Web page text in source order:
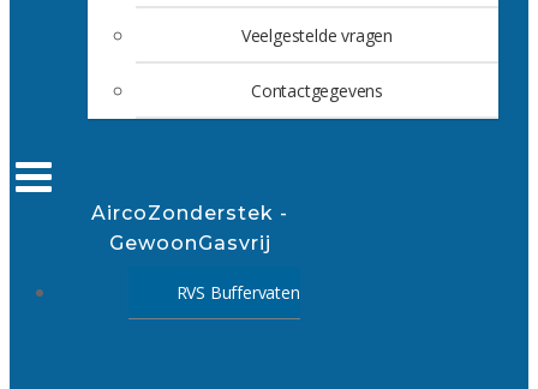
Veelgestelde vragen
Contactgegevens
AircoZonderstek -
GewoonGasvrij
RVS Buffervaten